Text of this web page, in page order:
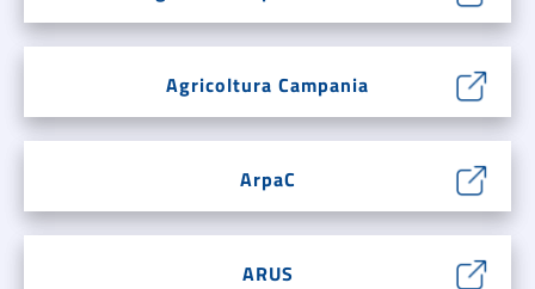
Agricoltura Campania
ArpaC
ARUS